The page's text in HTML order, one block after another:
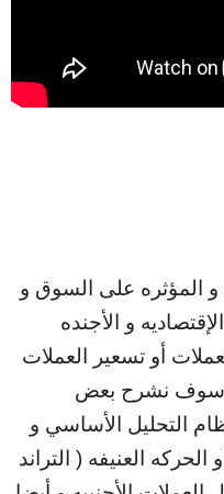
و المؤثره على السوق و
و الأجنده
أو تسعير العملات
، سوف نشرح بعض
التحليل الأساسي و
الحركه العنيفه ( التراند